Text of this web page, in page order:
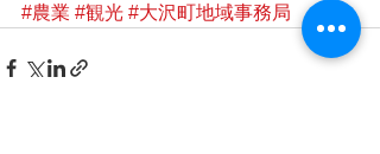
#農業 #観光 #大沢町地域事務局